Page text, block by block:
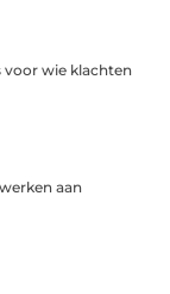
voor wie klachten
aan